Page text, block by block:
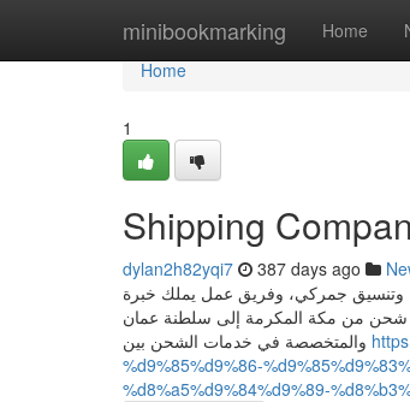
minibookmarking Home
Home
Home
1
Shipping
dylan2h82yqi7 387 days ago
وتنسيق جمركي، وفريق عمل يملك خبرة
شحن من مكة المكرمة إلى سلطنة عمان
%d9%85%d9%86-
%d8%a5%d9%84%d9%89-